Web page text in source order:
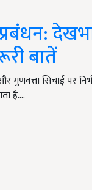
बातें
सिंचाई पर
है.…